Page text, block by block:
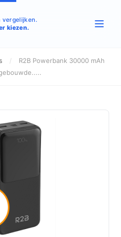
vergelijken.
kiezen.
/
R2B Powerbank 30000 mAh